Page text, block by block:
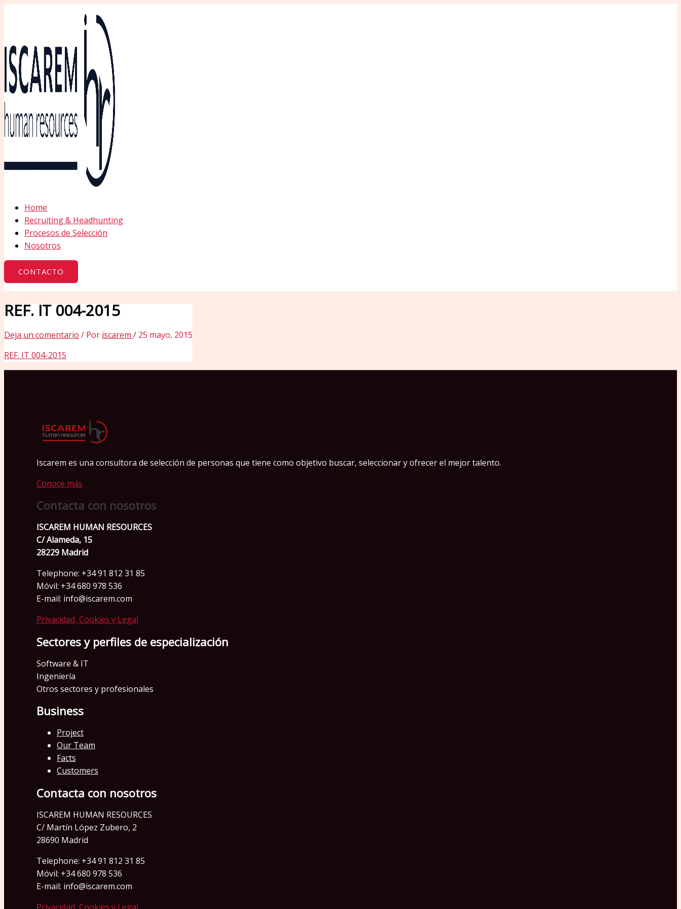
Home
Recruiting & Headhunting
Procesos de Selección
Nosotros
CONTACTO
REF. IT 004-2015
Deja un comentario / Por iscarem / 25 mayo, 2015
REF. IT 004-2015
Iscarem es una consultora de selección de personas que tiene como objetivo buscar, seleccionar y ofrecer el mejor talento.
Conoce más
Contacta con nosotros
ISCAREM HUMAN RESOURCES
C/ Alameda, 15
28229 Madrid
Telephone: +34 91 812 31 85
Móvil: +34 680 978 536
E-mail: info@iscarem.com
Privacidad, Cookies y Legal
Sectores y perfiles de especialización
Software & IT
Ingeniería
Otros sectores y profesionales
Business
Project
Our Team
Facts
Customers
Contacta con nosotros
ISCAREM HUMAN RESOURCES
C/ Martín López Zubero, 2
28690 Madrid
Telephone: +34 91 812 31 85
Móvil: +34 680 978 536
E-mail: info@iscarem.com